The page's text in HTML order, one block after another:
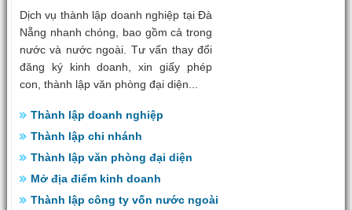
Dịch vụ thành lập doanh nghiệp tại Đà
Nẵng nhanh chóng, bao gồm cả trong
nước và nước ngoài. Tư vấn thay đổi
đăng ký kinh doanh, xin giấy phép
con, thành lập văn phòng đại diện...
Thành lập doanh nghiệp
Thành lập chi nhánh
Thành lập văn phòng đại diện
Mở địa điểm kinh doanh
Thành lập công ty vốn nước ngoài